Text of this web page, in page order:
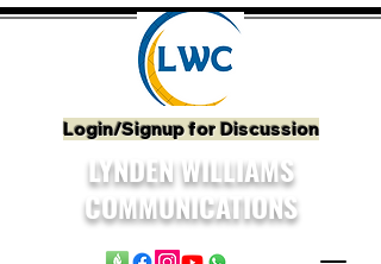
Login/Signup for Discussion
LYNDEN WILLIAMS
COMMUNICATIONS